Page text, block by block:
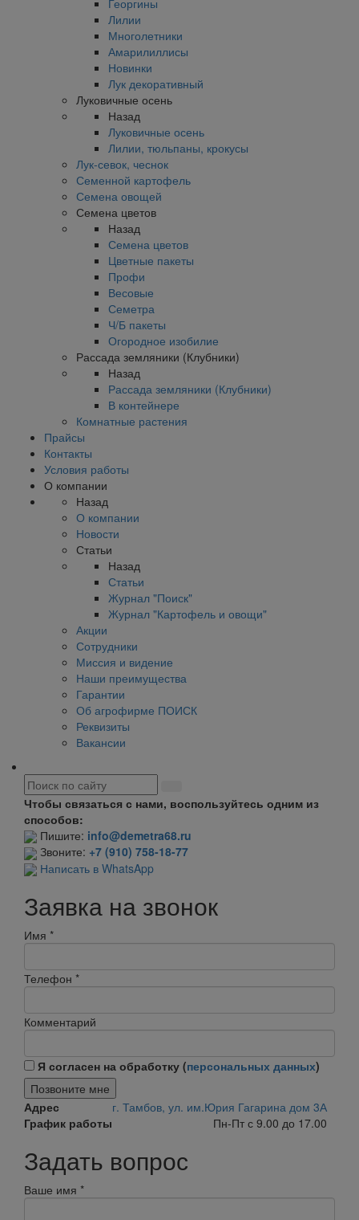
Георгины
Лилии
Многолетники
Амарилиллисы
Новинки
Лук декоративный
Луковичные осень
Назад
Луковичные осень
Лилии, тюльпаны, крокусы
Лук-севок, чеснок
Семенной картофель
Семена овощей
Семена цветов
Назад
Семена цветов
Цветные пакеты
Профи
Весовые
Семетра
Ч/Б пакеты
Огородное изобилие
Рассада земляники (Клубники)
Назад
Рассада земляники (Клубники)
В контейнере
Комнатные растения
Прайсы
Контакты
Условия работы
О компании
Назад
О компании
Новости
Статьи
Назад
Статьи
Журнал "Поиск"
Журнал "Картофель и овощи"
Акции
Сотрудники
Миссия и видение
Наши преимущества
Гарантии
Об агрофирме ПОИСК
Реквизиты
Вакансии
Чтобы связаться с нами, воспользуйтесь одним из
способов:
Пишите: info@demetra68.ru
Звоните: +7 (910) 758-18-77
Написать в WhatsApp
Заявка на звонок
Имя *
Телефон *
Комментарий
Я согласен на обработку (персональных данных)
Позвоните мне
Адрес
г. Тамбов, ул. им.Юрия Гагарина дом 3А
График работы
Пн-Пт с 9.00 до 17.00
Задать вопрос
Ваше имя *